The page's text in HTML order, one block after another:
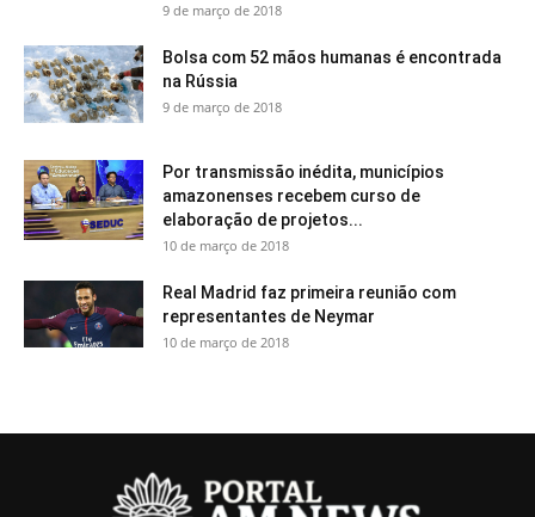
9 de março de 2018
Bolsa com 52 mãos humanas é encontrada
na Rússia
9 de março de 2018
Por transmissão inédita, municípios
amazonenses recebem curso de
elaboração de projetos...
10 de março de 2018
Real Madrid faz primeira reunião com
representantes de Neymar
10 de março de 2018